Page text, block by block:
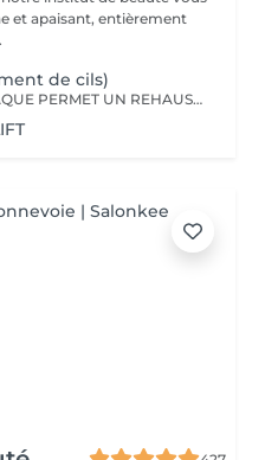
et apaisant, entièrement
de cils)
SOIN DES CILS SANS AMMONIAQUE PERMET UN REHAUSSEMENT DES CILS, ETOFFEMENT DU POIL, PENETRATION DE KERATINE EN PROFONDEUR, REPARATION DES CILS ENDOMMAGES, IDEAL POUR LES YEUX SENSIBLES, CILS FINS, CASSANTS + TEINTURE